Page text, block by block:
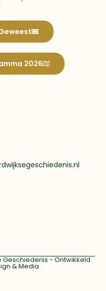
2026
Geschiedenis - Ontwikkeld
& Media